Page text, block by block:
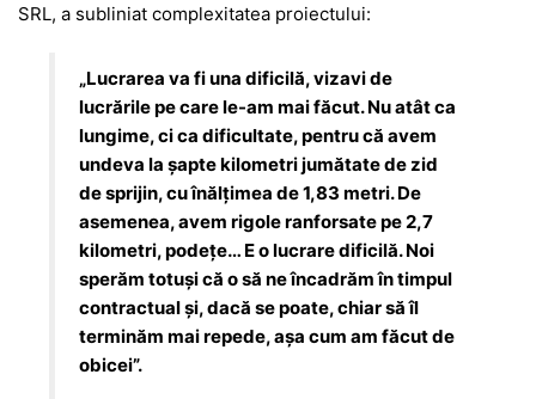
SRL, a subliniat complexitatea proiectului:
„Lucrarea va fi una dificilă, vizavi de
lucrările pe care le-am mai făcut. Nu atât ca
lungime, ci ca dificultate, pentru că avem
undeva la șapte kilometri jumătate de zid
de sprijin, cu înălțimea de 1,83 metri. De
asemenea, avem rigole ranforsate pe 2,7
kilometri, podețe… E o lucrare dificilă. Noi
sperăm totuși că o să ne încadrăm în timpul
contractual și, dacă se poate, chiar să îl
terminăm mai repede, așa cum am făcut de
obicei”.